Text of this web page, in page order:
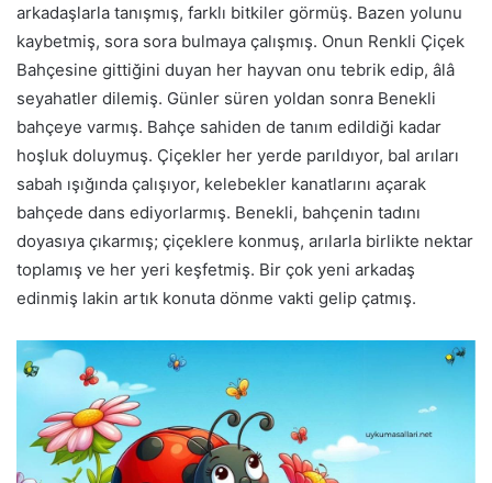
arkadaşlarla tanışmış, farklı bitkiler görmüş. Bazen yolunu
kaybetmiş, sora sora bulmaya çalışmış. Onun Renkli Çiçek
Bahçesine gittiğini duyan her hayvan onu tebrik edip, âlâ
seyahatler dilemiş. Günler süren yoldan sonra Benekli
bahçeye varmış. Bahçe sahiden de tanım edildiği kadar
hoşluk doluymuş. Çiçekler her yerde parıldıyor, bal arıları
sabah ışığında çalışıyor, kelebekler kanatlarını açarak
bahçede dans ediyorlarmış. Benekli, bahçenin tadını
doyasıya çıkarmış; çiçeklere konmuş, arılarla birlikte nektar
toplamış ve her yeri keşfetmiş. Bir çok yeni arkadaş
edinmiş lakin artık konuta dönme vakti gelip çatmış.